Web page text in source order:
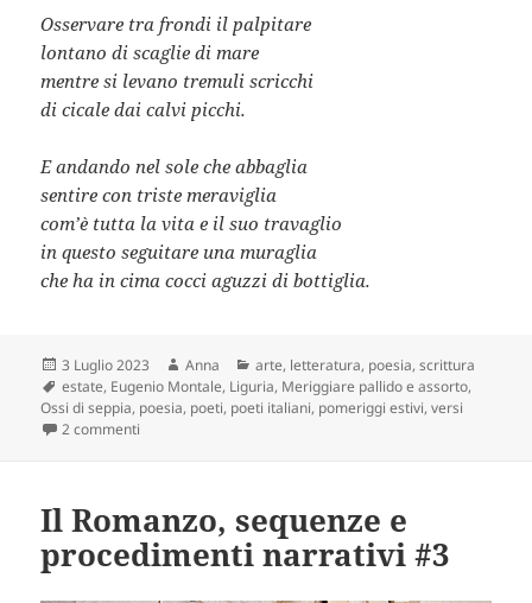
Osservare tra frondi il palpitare
lontano di scaglie di mare
mentre si levano tremuli scricchi
di cicale dai calvi picchi.
E andando nel sole che abbaglia
sentire con triste meraviglia
com’è tutta la vita e il suo travaglio
in questo seguitare una muraglia
che ha in cima cocci aguzzi di bottiglia.
Scritto
il
3 Luglio 2023 Autore
Anna Categorie
arte, letteratura, poesia,scrittura
Tag
estate, Eugenio Montale, Liguria, Meriggiare pallido e assorto,
Ossi di seppia, poesia, poeti, poeti italiani, pomeriggi estivi,versi
2 commenti
Il Romanzo, sequenze e
procedimenti narrativi #3